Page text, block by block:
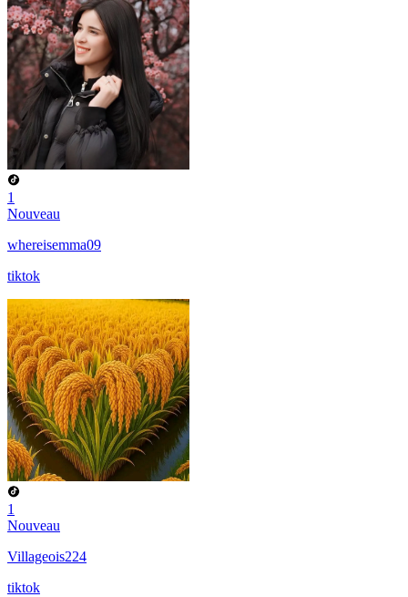
1
Nouveau
whereisemma09
tiktok
1
Nouveau
Villageois224
tiktok